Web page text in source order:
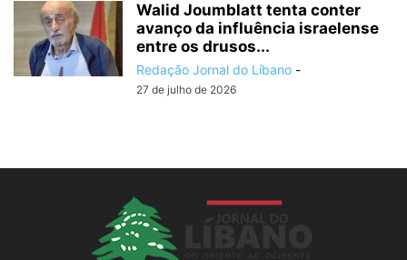
Walid Joumblatt tenta conter
avanço da influência israelense
entre os drusos...
Redação Jornal do Líbano -
27 de julho de 2026